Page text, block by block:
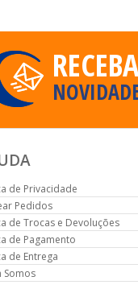
de Privacidade
Pedidos
de Trocas e Devoluções
de Pagamento
de Entrega
Somos